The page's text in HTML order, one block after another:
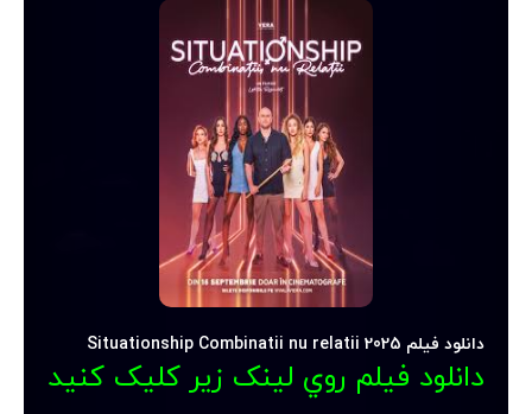
دانلود فیلم Situationship Combinatii nu relatii 2025
دانلود فيلم روي لينک زير کليک کنيد